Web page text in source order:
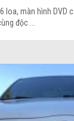
loa, màn hình DVD
độc ...